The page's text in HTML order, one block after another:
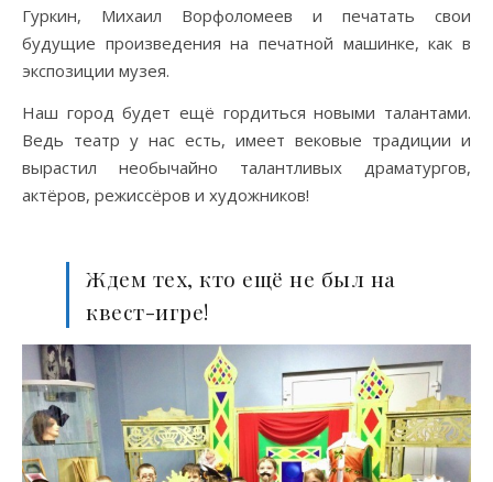
Гуркин, Михаил Ворфоломеев и печатать свои
будущие произведения на печатной машинке, как в
экспозиции музея.
Наш город будет ещё гордиться новыми талантами.
Ведь театр у нас есть, имеет вековые традиции и
вырастил необычайно талантливых драматургов,
актёров, режиссёров и художников!
Ждем тех, кто ещё не был на
квест-игре!